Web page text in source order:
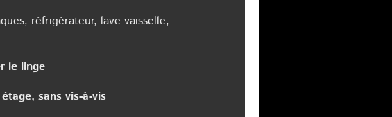
réfrigérateur, lave-vaisselle,
le linge
sans vis-à-vis